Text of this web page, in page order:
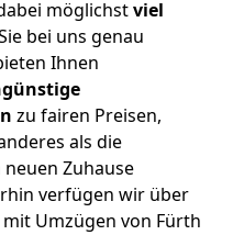
möglichstviel
bei uns genau
Ihnen
zu fairen Preisen,
als die
Zuhause
verfügen wir über
Umzügen von Fürth